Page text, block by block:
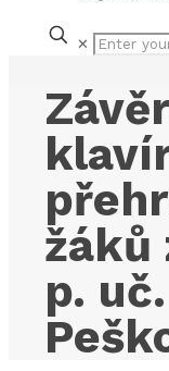
✕
žáků
p.